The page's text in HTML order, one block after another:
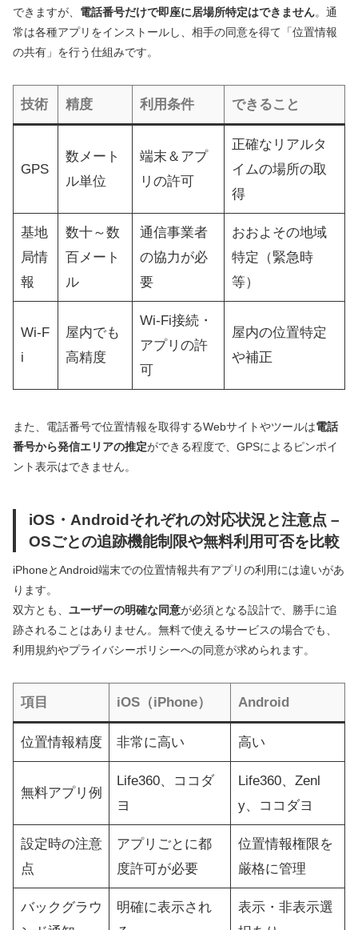
できますが、 電話番号だけで即座に居場所特定はできません。通
常は各種アプリをインストールし、相手の同意を得て「位置情報
の共有」を行う仕組みです。
技術 精度 利用条件 できること
GPS
数メート
ル単位
端末＆アプ
リの許可
正確なリアルタ
イムの場所の取
得
基地
局情
報
数十～数
百メート
ル
通信事業者
の協力が必
要
おおよその地域
特定（緊急時
等）
Wi-F
i
屋内でも
高精度
Wi-Fi接続・
アプリの許
可
屋内の位置特定
や補正
また、電話番号で位置情報を取得するWebサイトやツールは電話
番号から発信エリアの推定ができる程度で、GPSによるピンポイ
ント表示はできません。
iOS・Androidそれぞれの対応状況と注意点 –
OSごとの追跡機能制限や無料利用可否を比較
iPhoneとAndroid端末での位置情報共有アプリの利用には違いがあ
ります。
双方とも、 ユーザーの明確な同意が必須となる設計で、勝手に追
跡されることはありません。無料で使えるサービスの場合でも、
利用規約やプライバシーポリシーへの同意が求められます。
項目 iOS（iPhone） Android
位置情報精度 非常に高い 高い
無料アプリ例
Life360、ココダ
ヨ
Life360、Zenl
y、ココダヨ
設定時の注意
点
アプリごとに都
度許可が必要
位置情報権限を
厳格に管理
バックグラウ
明確に表示され
表示・非表示選